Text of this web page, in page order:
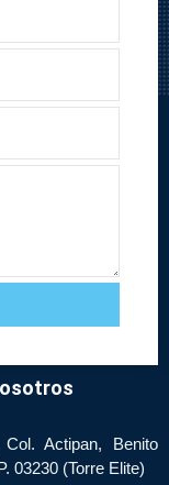
Actipan, Benito
03230 (Torre Elite)